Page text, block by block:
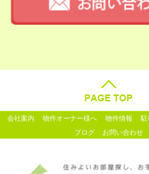
会社案内 物件オーナー様へ 物件情報 駐
ブログ
お問い合わせ